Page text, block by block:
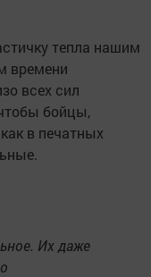
тепла нашим
времени
всех сил
бойцы,
в печатных
Их даже